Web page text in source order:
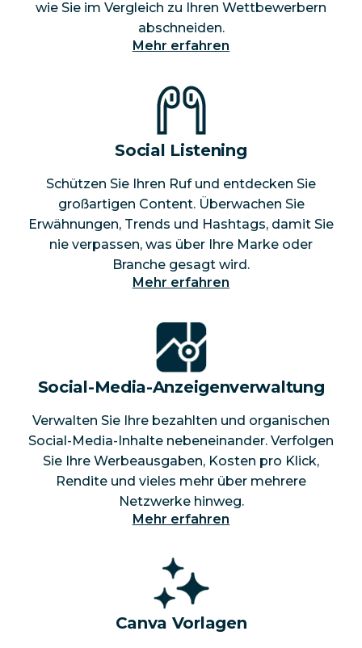
wie Sie im Vergleich zu Ihren Wettbewerbern
abschneiden.
Mehr erfahren
Social Listening
Schützen Sie Ihren Ruf und entdecken Sie
großartigen Content. Überwachen Sie
Erwähnungen, Trends und Hashtags, damit Sie
nie verpassen, was über Ihre Marke oder
Branche gesagt wird.
Mehr erfahren
Social-Media-Anzeigenverwaltung
Verwalten Sie Ihre bezahlten und organischen
Social-Media-Inhalte nebeneinander. Verfolgen
Sie Ihre Werbeausgaben, Kosten pro Klick,
Rendite und vieles mehr über mehrere
Netzwerke hinweg.
Mehr erfahren
Canva Vorlagen